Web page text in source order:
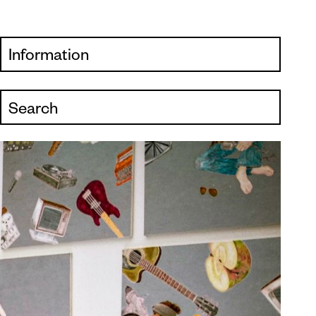
Information
Visit
Programm
Kunstvermittlung &
Museumspädagogik
Search